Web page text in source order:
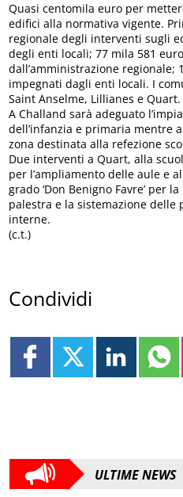
Quasi centomila euro per
edifici alla normativa vigente.
regionale degli interventi sugli
degli enti locali; 77 mila 581
dall’amministrazione regionale;
impegnati dagli enti locali. I
Saint Anselme, Lillianes e Quart.
A Challand sarà adeguato
dell’infanzia e primaria mentre
zona destinata alla refezione
Due interventi a Quart, alla
per l’ampliamento delle aule e
grado ‘Don Benigno Favre’ per
palestra e la sistemazione delle
interne.
(c.t.)
Condividi
ULTIME NEWS